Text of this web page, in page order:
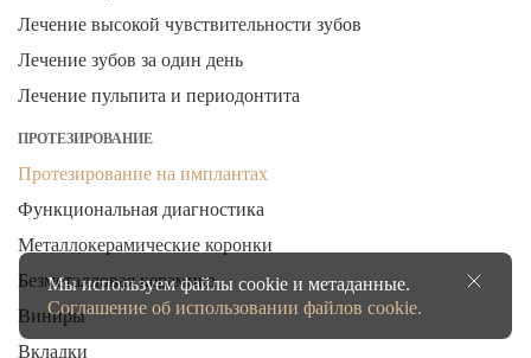
Лечение высокой чувствительности зубов
Лечение зубов за один день
Лечение пульпита и периодонтита
ПРОТЕЗИРОВАНИЕ
Протезирование на имплантах
Функциональная диагностика
Металлокерамические коронки
Безметалловая керамика
Виниры
Вкладки
Мы используем файлы cookie и метаданные.
Соглашение об использовании файлов cookie.